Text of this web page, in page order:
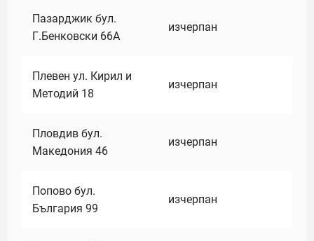
Пазарджик бул.
Г.Бенковски 66А
изчерпан
Плевен ул. Кирил и
Методий 18
изчерпан
Пловдив бул.
Македония 46
изчерпан
Попово бул.
България 99
изчерпан